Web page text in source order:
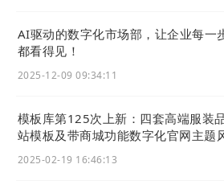
AI驱动的数字化市场部，让企业每一
都看得见！
2025-12-09 09:34:11
模板库第125次上新：四套高端服装
站模板及带商城功能数字化官网主题
2025-02-19 16:46:13